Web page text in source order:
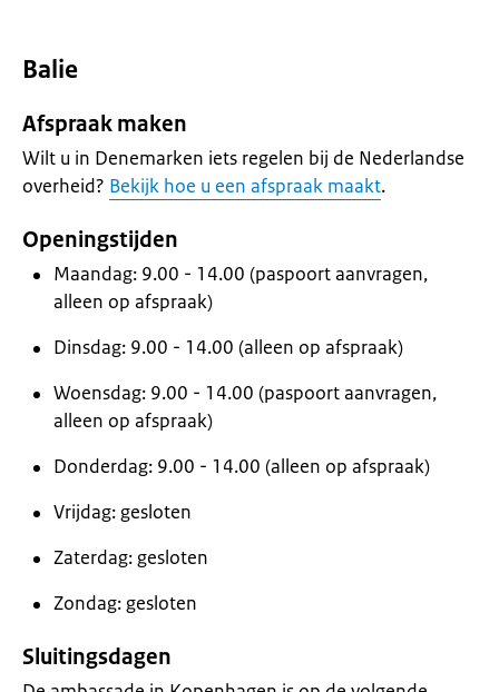
Balie
Afspraak maken
Wilt u in Denemarken iets regelen bij de Nederlandse
overheid? Bekijk hoe u een afspraak maakt.
Openingstijden
Maandag: 9.00 - 14.00 (paspoort aanvragen,
alleen op afspraak)
Dinsdag: 9.00 - 14.00 (alleen op afspraak)
Woensdag: 9.00 - 14.00 (paspoort aanvragen,
alleen op afspraak)
Donderdag: 9.00 - 14.00 (alleen op afspraak)
Vrijdag: gesloten
Zaterdag: gesloten
Zondag: gesloten
Sluitingsdagen